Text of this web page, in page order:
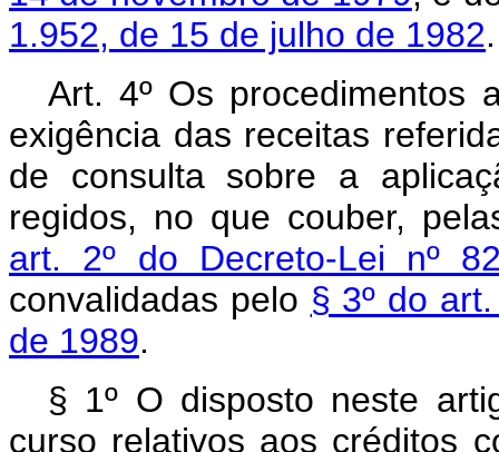
1.952, de 15 de julho de 1982.
Art. 4º Os procedimentos
exigência das receitas
de consulta sobre a
regidos, no que couber,
art. 2º do Decreto-Lei nº
convalidadas pelo § 3º do
de 1989.
§ 1º O disposto neste
curso relativos aos créditos